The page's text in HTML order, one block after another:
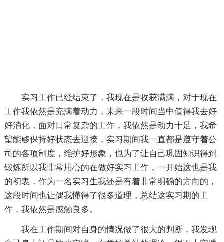
实习工作已经结束了，我现在是收获满满，对于现在
工作我依然是充满着动力，未来一段时间当中值得我去好
好消化，面对日常复杂的工作，我依然是动力十足，我希
望能够保持好状态去迎接，实习期间我一直都是遵守着公
司的各项制度，维护好形象，也为了让自己巩固知识得到
锻炼所以我非常用心的在做好实习工作，一开始这也是我
的初衷，作为一名实习生我还是有着非常明确的方向的，
这段时间也让偶我懂得了很多道理，总结这实习期的工
作，我依然是感触良多。
我在工作期间对自身的情况做了很大的判断，我发现